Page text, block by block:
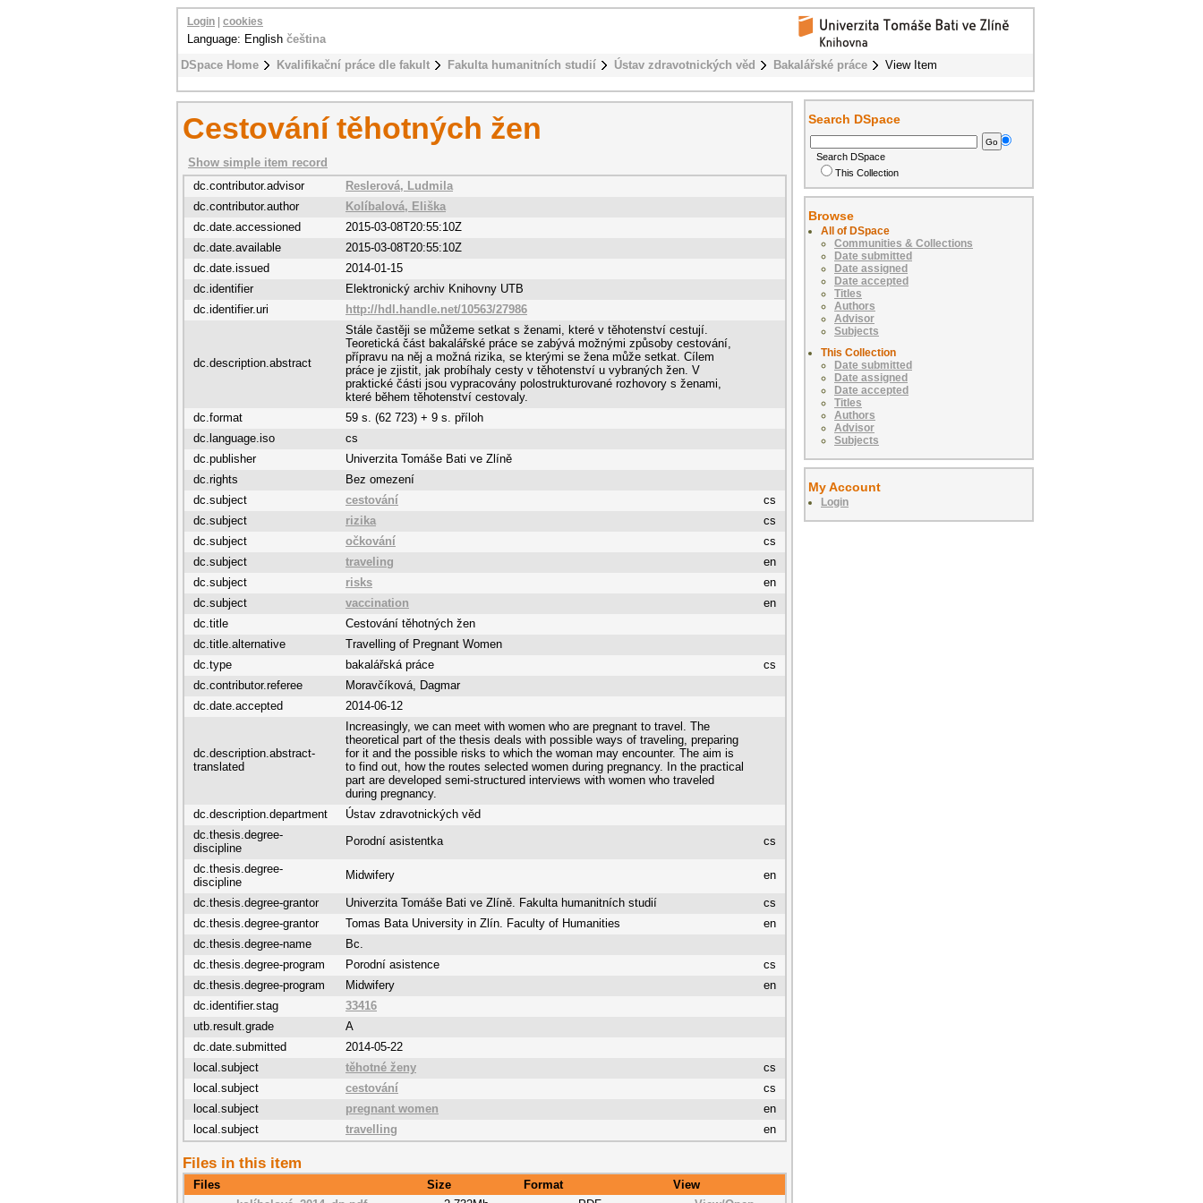
DSpace Home Kvalifikační práce dle fakult Fakulta humanitních studií Ústav zdravotnických věd Bakalářské práce View Item
Login cookies
Language: English čeština
Cestování těhotných žen
Show simple item record
dc.contributor.advisor
Reslerová, Ludmila
dc.contributor.author
Kolíbalová, Eliška
dc.date.accessioned
2015-03-08T20:55:10Z
dc.date.available
2015-03-08T20:55:10Z
dc.date.issued
2014-01-15
dc.identifier
Elektronický archiv Knihovny UTB
dc.identifier.uri
http://hdl.handle.net/10563/27986
dc.description.abstract
Stále častěji se můžeme setkat s ženami, které v těhotenství cestují.
Teoretická část bakalářské práce se zabývá možnými způsoby cestování,
přípravu na něj a možná rizika, se kterými se žena může setkat. Cílem
práce je zjistit, jak probíhaly cesty v těhotenství u vybraných žen. V
praktické části jsou vypracovány polostrukturované rozhovory s ženami,
které během těhotenství cestovaly.
dc.format
59 s. (62 723) + 9 s. příloh
dc.language.iso
cs
dc.publisher
Univerzita Tomáše Bati ve Zlíně
dc.rights
Bez omezení
dc.subject
cestování
cs
dc.subject
rizika
cs
dc.subject
očkování
cs
dc.subject
traveling
en
dc.subject
risks
en
dc.subject
vaccination
en
dc.title
Cestování těhotných žen
dc.title.alternative
Travelling of Pregnant Women
dc.type
bakalářská práce
cs
dc.contributor.referee
Moravčíková, Dagmar
dc.date.accepted
2014-06-12
dc.description.abstract-
translated
Increasingly, we can meet with women who are pregnant to travel. The
theoretical part of the thesis deals with possible ways of traveling, preparing
for it and the possible risks to which the woman may encounter. The aim is
to find out, how the routes selected women during pregnancy. In the practical
part are developed semi-structured interviews with women who traveled
during pregnancy.
dc.description.department
Ústav zdravotnických věd
dc.thesis.degree-
discipline
Porodní asistentka cs
dc.thesis.degree-
discipline
Midwifery en
dc.thesis.degree-grantor Univerzita Tomáše Bati ve Zlíně. Fakulta humanitních studií
cs
dc.thesis.degree-grantor
Tomas Bata University in Zlín. Faculty of Humanities
en
dc.thesis.degree-name
Bc.
dc.thesis.degree-program
Porodní asistence
cs
dc.thesis.degree-program
Midwifery
en
dc.identifier.stag
33416
utb.result.grade
A
dc.date.submitted
2014-05-22
local.subject
těhotné ženy
cs
local.subject
cestování
cs
local.subject
pregnant women
en
local.subject
travelling en
Files in this item
Files Size Format
View
Search DSpace
Search DSpace
This Collection
Browse
All of DSpace
Communities & Collections
Date submitted
Date assigned
Date accepted
Titles
Authors
Advisor
Subjects
This Collection
Date submitted
Date assigned
Date accepted
Titles
Authors
Advisor
Subjects
My Account
Login